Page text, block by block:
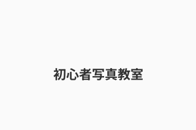
初心者写真教室